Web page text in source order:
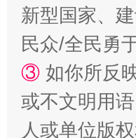
漫山遍野的桃花与雪山
新型国家、
民众/全民勇
③ 如你所反
或不文明用
人或单位版